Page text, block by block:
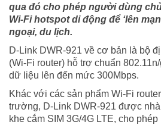
qua đó cho phép người dùng
Wi-Fi hotspot di động để ‘lên
ngoại, du lịch.
D-Link DWR-921 về cơ bản là bộ
(Wi-Fi router) hỗ trợ chuẩn
dữ liệu lên đến mức 300Mbps.
Khác với các sản phẩm Wi-Fi
trường, D-Link DWR-921 được
khe cắm SIM 3G/4G LTE, cho